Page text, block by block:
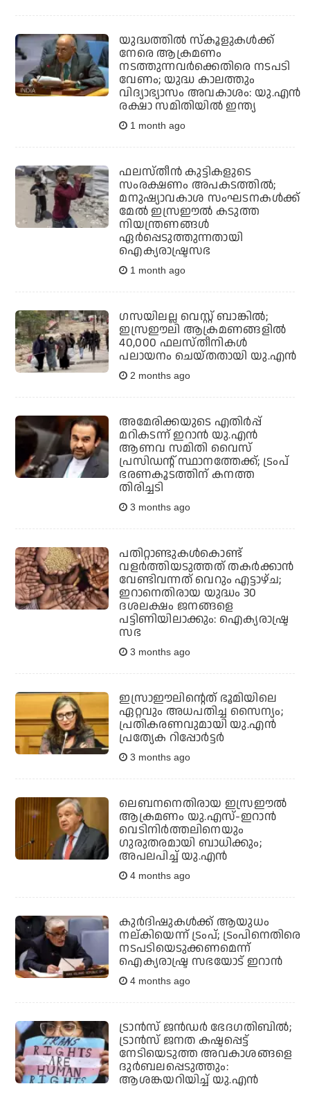
യുദ്ധത്തില്‍ സ്‌കൂളുകള്‍ക്ക്
നേരെ ആക്രമണം
നടത്തുന്നവര്‍ക്കെതിരെ നടപടി
വേണം; യുദ്ധ കാലത്തും
വിദ്യാഭ്യാസം അവകാശം: യു.എന്‍
രക്ഷാ സമിതിയില്‍ ഇന്ത്യ
1 month ago
ഫലസ്തീന്‍ കുട്ടികളുടെ
സംരക്ഷണം അപകടത്തില്‍;
മനുഷ്യാവകാശ സംഘടനകള്‍ക്ക്
മേല്‍ ഇസ്രഈല്‍ കടുത്ത
നിയന്ത്രണങ്ങള്‍
ഏര്‍പ്പെടുത്തുന്നതായി
ഐക്യരാഷ്ട്രസഭ
1 month ago
ഗസയിലല്ല വെസ്റ്റ് ബാങ്കില്‍;
ഇസ്രഈലി ആക്രമണങ്ങളില്‍
40,000 ഫലസ്തീനികള്‍
പലായനം ചെയ്തതായി യു.എന്‍
2 months ago
അമേരിക്കയുടെ എതിർപ്പ്
മറികടന്ന് ഇറാൻ യു.എൻ
ആണവ സമിതി വൈസ്
പ്രസിഡന്റ് സ്ഥാനത്തേക്ക്; ട്രംപ്
ഭരണകൂടത്തിന് കനത്ത
തിരിച്ചടി
3 months ago
പതിറ്റാണ്ടുകള്‍കൊണ്ട്
വളര്‍ത്തിയടുത്തത് തകര്‍ക്കാന്‍
വേണ്ടിവന്നത് വെറും എട്ടാഴ്ച;
ഇറാനെതിരായ യുദ്ധം 30
ദശലക്ഷം ജനങ്ങളെ
പട്ടിണിയിലാക്കും: ഐക്യരാഷ്ട്ര
സഭ
3 months ago
ഇസ്രാഈലിന്റെത് ഭൂമിയിലെ
ഏറ്റവും അധപതിച്ച സൈന്യം;
പ്രതികരണവുമായി യു.എൻ
പ്രത്യേക റിപ്പോർട്ടർ
3 months ago
ലെബനനെതിരായ ഇസ്രഈല്‍
ആക്രമണം യു.എസ്-ഇറാന്‍
വെടിനിര്‍ത്തലിനെയും
ഗുരുതരമായി ബാധിക്കും;
അപലപിച്ച് യു.എന്‍
4 months ago
കുര്‍ദിഷുകള്‍ക്ക് ആയുധം
നല്കിയെന്ന് ട്രംപ്; ട്രംപിനെതിരെ
നടപടിയെടുക്കണമെന്ന്
ഐക്യരാഷ്ട്ര സഭയോട് ഇറാന്‍
4 months ago
ട്രാന്‍സ് ജന്‍ഡര്‍ ഭേദഗതിബില്‍;
ട്രാന്‍സ് ജനത കഷ്ടപ്പെട്ട്
നേടിയെടുത്ത അവകാശങ്ങളെ
ദുര്‍ബലപ്പെടുത്തും:
ആശങ്കയറിയിച്ച് യു.എന്‍